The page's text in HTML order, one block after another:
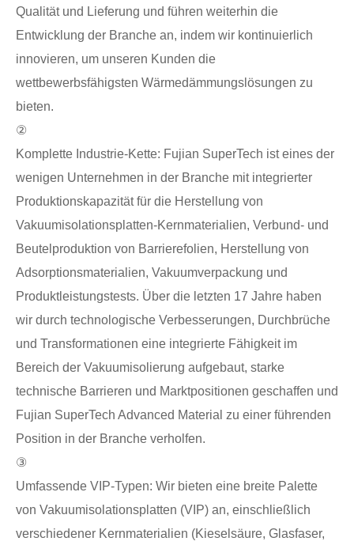
Qualität und Lieferung und führen weiterhin die
Entwicklung der Branche an, indem wir kontinuierlich
innovieren, um unseren Kunden die
wettbewerbsfähigsten Wärmedämmungslösungen zu
bieten.
②
Komplette Industrie-Kette: Fujian SuperTech ist eines der
wenigen Unternehmen in der Branche mit integrierter
Produktionskapazität für die Herstellung von
Vakuumisolationsplatten-Kernmaterialien, Verbund- und
Beutelproduktion von Barrierefolien, Herstellung von
Adsorptionsmaterialien, Vakuumverpackung und
Produktleistungstests. Über die letzten 17 Jahre haben
wir durch technologische Verbesserungen, Durchbrüche
und Transformationen eine integrierte Fähigkeit im
Bereich der Vakuumisolierung aufgebaut, starke
technische Barrieren und Marktpositionen geschaffen und
Fujian SuperTech Advanced Material zu einer führenden
Position in der Branche verholfen.
③
Umfassende VIP-Typen: Wir bieten eine breite Palette
von Vakuumisolationsplatten (VIP) an, einschließlich
verschiedener Kernmaterialien (Kieselsäure, Glasfaser,